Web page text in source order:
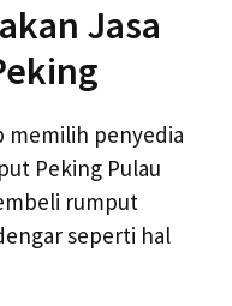
Jasa
memilih penyedia
Peking Pulau
rumput
seperti hal